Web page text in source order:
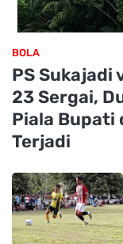
BOLA
PS Sukajadi
23 Sergai,
Piala Bupati
Terjadi